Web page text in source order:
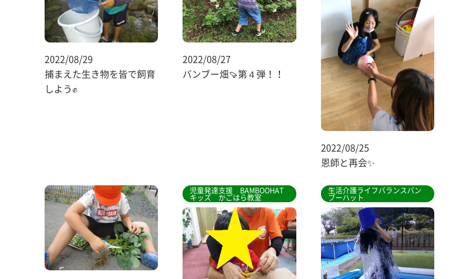
2022/08/29
捕まえた生き物を皆で飼育
しよう✊
2022/08/27
バンブー畑🍠第４弾！！
2022/08/25
恩師と再会✨
児童発達支援 BAMBOOHAT
キッズ かごはら教室
生活介護ライフバランスバン
ブーハット